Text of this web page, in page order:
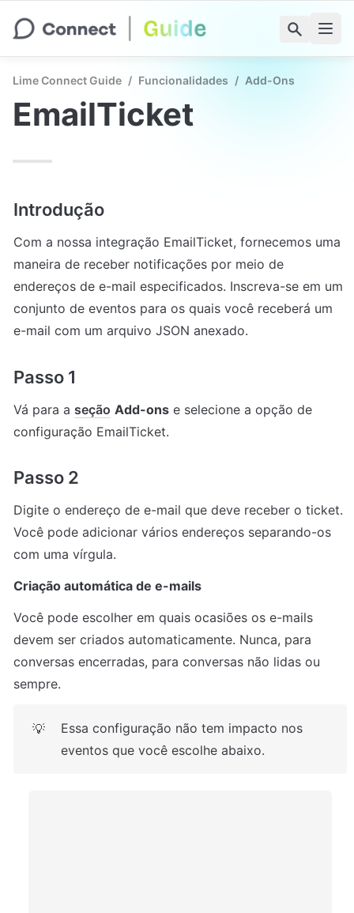
Lime Connect Guide / Funcionalidades / Add-Ons
EmailTicket
Introdução
Com a nossa integração EmailTicket, fornecemos uma
maneira de receber notificações por meio de
endereços de e-mail especificados. Inscreva-se em um
conjunto de eventos para os quais você receberá um
e-mail com um arquivo JSON anexado.
Passo 1
Vá para a seção Add-ons e selecione a opção de
configuração EmailTicket.
Passo 2
Digite o endereço de e-mail que deve receber o ticket.
Você pode adicionar vários endereços separando-os
com uma vírgula.
Criação automática de e-mails
Você pode escolher em quais ocasiões os e-mails
devem ser criados automaticamente. Nunca, para
conversas encerradas, para conversas não lidas ou
sempre.
💡
Essa configuração não tem impacto nos
eventos que você escolhe abaixo.